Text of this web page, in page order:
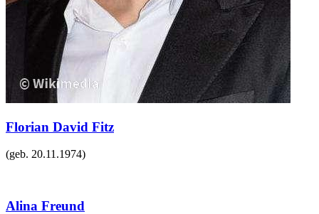
Florian David Fitz
(geb. 20.11.1974)
Alina Freund